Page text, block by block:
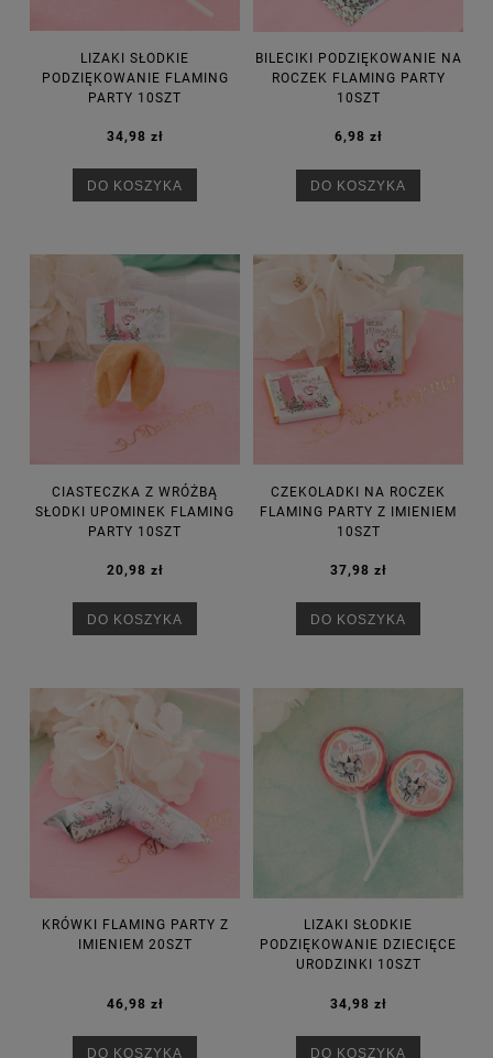
LIZAKI SŁODKIE
PODZIĘKOWANIE FLAMING
PARTY 10SZT
34,98 zł
DO KOSZYKA
BILECIKI PODZIĘKOWANIE NA
ROCZEK FLAMING PARTY
10SZT
6,98 zł
DO KOSZYKA
CIASTECZKA Z WRÓŻBĄ
SŁODKI UPOMINEK FLAMING
PARTY 10SZT
20,98 zł
DO KOSZYKA
CZEKOLADKI NA ROCZEK
FLAMING PARTY Z IMIENIEM
10SZT
37,98 zł
DO KOSZYKA
KRÓWKI FLAMING PARTY Z
IMIENIEM 20SZT
46,98 zł
DO KOSZYKA
LIZAKI SŁODKIE
PODZIĘKOWANIE DZIECIĘCE
URODZINKI 10SZT
34,98 zł
DO KOSZYKA